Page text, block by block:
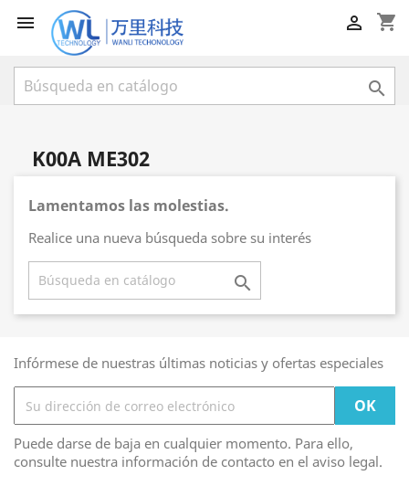
 shopping_cart


K00A ME302
Lamentamos las molestias.
Realice una nueva búsqueda sobre su interés

Infórmese de nuestras últimas noticias y ofertas especiales
Puede darse de baja en cualquier momento. Para ello,
consulte nuestra información de contacto en el aviso legal.